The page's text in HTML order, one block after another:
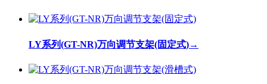
LY系列(GT-NR)万向调节支架(固定式)→